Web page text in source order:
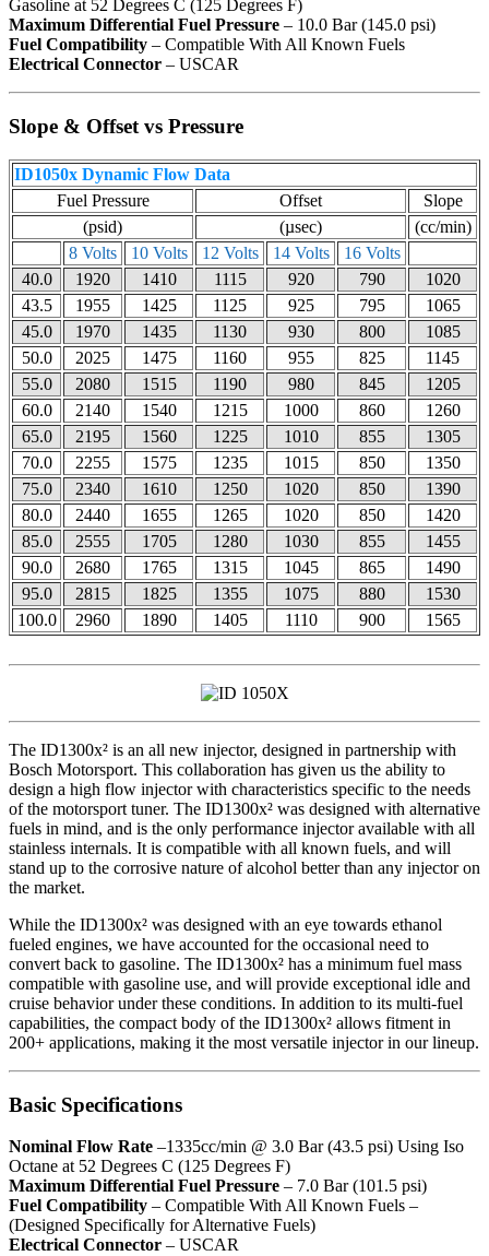
Gasoline at 52 Degrees C (125 Degrees F)
Maximum Differential Fuel Pressure – 10.0 Bar (145.0 psi)
Fuel Compatibility – Compatible With All Known Fuels
Electrical Connector – USCAR
Slope & Offset vs Pressure
ID1050x Dynamic Flow Data
Fuel Pressure
Offset
Slope
(psid)
(µsec)
(cc/min)
8 Volts
10 Volts 12 Volts 14 Volts
16 Volts
40.0
1920 1410 1115 920 790
1020
43.5
1955 1425 1125 925 795
1065
45.0
1970 1435 1130 930 800
1085
50.0
2025 1475 1160 955 825
1145
55.0
2080 1515 1190 980 845
1205
60.0
2140 1540 1215 1000 860
1260
65.0
2195 1560 1225 1010 855
1305
70.0
2255 1575 1235 1015 850
1350
75.0
2340 1610 1250 1020 850
1390
80.0
2440 1655 1265 1020 850
1420
85.0
2555 1705 1280 1030 855
1455
90.0
2680 1765 1315 1045 865
1490
95.0
2815 1825 1355 1075 880
1530
100.0
2960 1890 1405 1110 900 1565
The ID1300x² is an all new injector, designed in partnership with
Bosch Motorsport. This collaboration has given us the ability to
design a high flow injector with characteristics specific to the needs
of the motorsport tuner. The ID1300x² was designed with alternative
fuels in mind, and is the only performance injector available with all
stainless internals. It is compatible with all known fuels, and will
stand up to the corrosive nature of alcohol better than any injector on
the market.
While the ID1300x² was designed with an eye towards ethanol
fueled engines, we have accounted for the occasional need to
convert back to gasoline. The ID1300x² has a minimum fuel mass
compatible with gasoline use, and will provide exceptional idle and
cruise behavior under these conditions. In addition to its multi-fuel
capabilities, the compact body of the ID1300x² allows fitment in
200+ applications, making it the most versatile injector in our lineup.
Basic Specifications
Nominal Flow Rate –1335cc/min @ 3.0 Bar (43.5 psi) Using Iso
Octane at 52 Degrees C (125 Degrees F)
Maximum Differential Fuel Pressure – 7.0 Bar (101.5 psi)
Fuel Compatibility – Compatible With All Known Fuels –
(Designed Specifically for Alternative Fuels)
Electrical Connector – USCAR